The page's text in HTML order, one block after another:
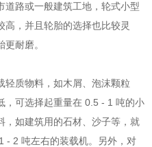
道路或一般建筑工地，轮式小型
高，并且轮胎的选择也比较灵
耐磨。
轻质物料，如木屑、泡沫颗粒
，可选择起重量在 0.5 - 1 吨的小
，如建筑用的石材、沙子等，就
- 2 吨左右的装载机。另外，对